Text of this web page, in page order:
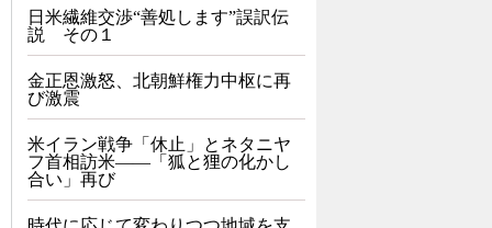
日米繊維交渉“善処します”誤訳伝
説 その１
金正恩激怒、北朝鮮権力中枢に再
び激震
米イラン戦争「休止」とネタニヤ
フ首相訪米――「狐と狸の化かし
合い」再び